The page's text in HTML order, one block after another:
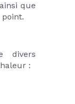
que
divers
: